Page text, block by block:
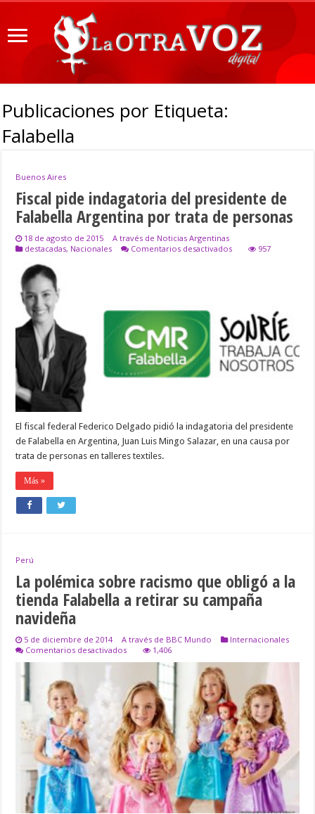
Publicaciones por Etiqueta:
Falabella
Buenos Aires
Fiscal pide indagatoria del presidente de
Falabella Argentina por trata de personas
18 de agosto de 2015
A través de Noticias Argentinas
destacadas, Nacionales Comentarios desactivadosen
Falabella
Argentina
por
trata
de
personas
957
El fiscal federal Federico Delgado pidió la indagatoria del presidente
de Falabella en Argentina, Juan Luis Mingo Salazar, en una causa por
trata de personas en talleres textiles.
Más »
Perú
La polémica sobre racismo que obligó a la
tienda Falabella a retirar su campaña
navideña
5 de diciembre de 2014 A través de BBC Mundo
Internacionales
Comentarios desactivadosen
La
sobre
racismo
que
obligó
a
la
tienda
Falabella
a
retirar
su
campaña
navideña
1,406